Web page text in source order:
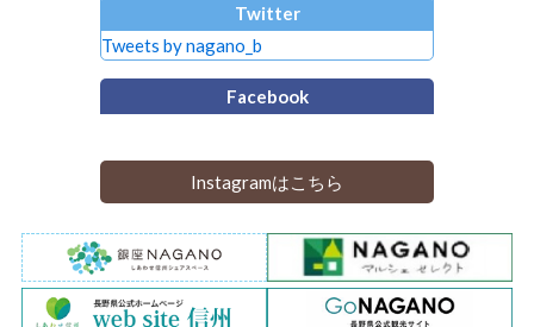
Twitter
Tweets by nagano_b
Facebook
Instagramはこちら